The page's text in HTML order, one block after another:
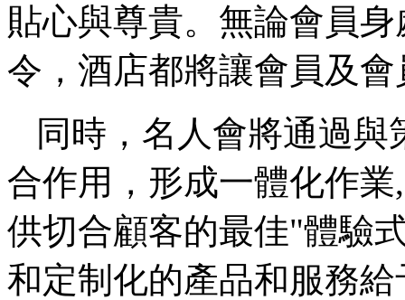
貼心與尊貴。無論會員
令，酒店都將讓會員及
同時，名人會將通過
合作用，形成一體化作
供切合顧客的最佳"體驗
和定制化的產品和服務